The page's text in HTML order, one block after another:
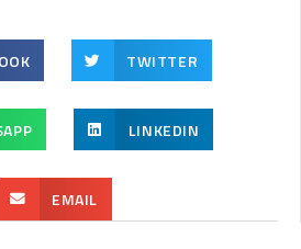
TWITTER
LINKEDIN
EMAIL